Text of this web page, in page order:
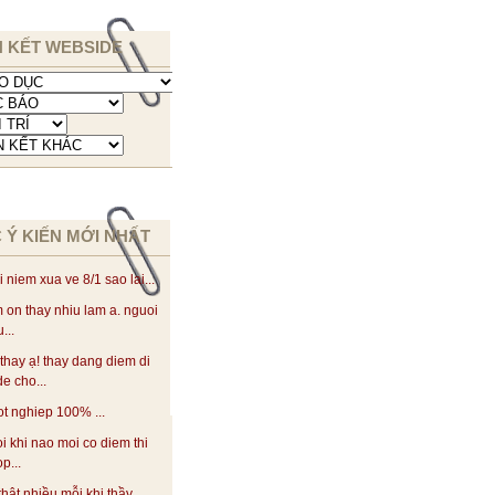
KẾT WEBSIDE
Ý KIẾN MỚI NHẤT
niem xua ve 8/1 sao lai...
on thay nhiu lam a. nguoi
ạ! thay dang diem di
cho...
nghiep 100% ...
khi nao moi co diem thi